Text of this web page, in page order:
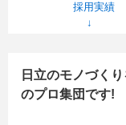
採用実績
日立のモノづく
のプロ集団です!